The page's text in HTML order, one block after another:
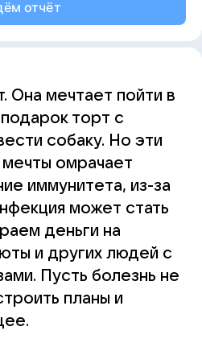
отчёт
Она мечтает пойти в
торт с
собаку. Но эти
омрачает
иммунитета, из-за
может стать
деньги на
и других людей с
Пусть болезнь не
планы и